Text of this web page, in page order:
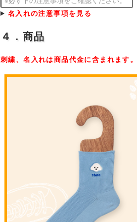
名入れの注意事項を見る
４．商品
刺繍、名入れは商品代金に含まれます